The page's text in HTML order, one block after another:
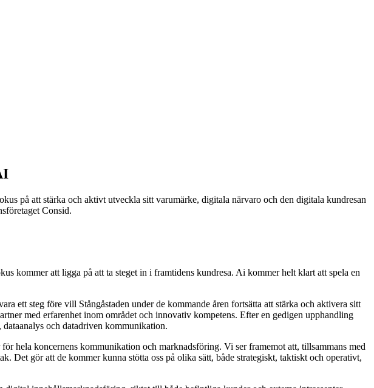
på att stärka och aktivt utveckla sitt varumärke, digitala närvaro och den digitala kundresan
Consid.
kommer att ligga på att ta steget in i framtidens kundresa. Ai kommer helt klart att spela en
ett steg före vill Stångåstaden under de kommande åren fortsätta att stärka och aktivera sitt
med erfarenhet inom området och innovativ kompetens. Efter en gedigen upphandling
och datadriven kommunikation.
hela koncernens kommunikation och marknadsföring. Vi ser framemot att, tillsammans med
Det gör att de kommer kunna stötta oss på olika sätt, både strategiskt, taktiskt och operativt,